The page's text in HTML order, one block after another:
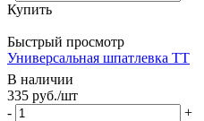
Купить
Быстрый просмотр
Универсальная шпатлевка ТТ
В наличии
335 руб./шт
-
+